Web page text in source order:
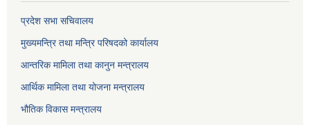
प्रदेश सभा सचिवालय
मुख्यमन्त्रि तथा मन्त्रि परिषदको कार्यालय
आन्तरिक मामिला तथा कानुन मन्त्रालय
आर्थिक मामिला तथा योजना मन्त्रालय
भौतिक विकास मन्त्रालय